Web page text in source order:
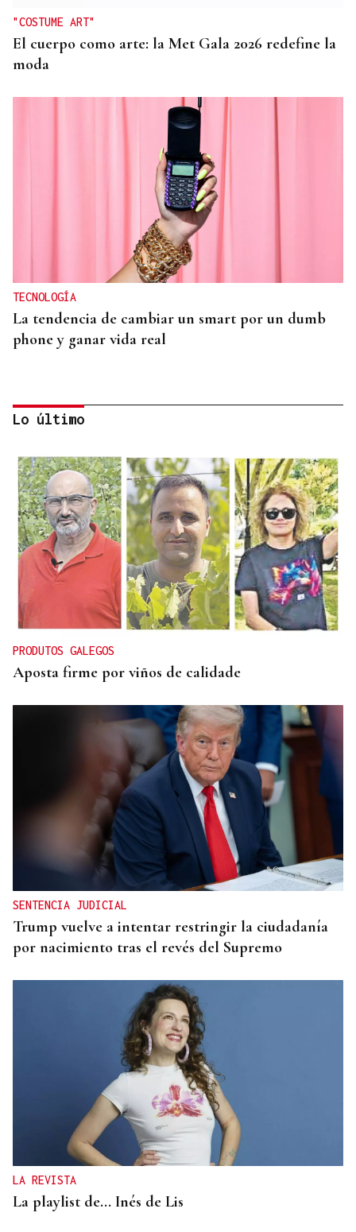
"COSTUME ART"
El cuerpo como arte: la Met Gala 2026 redefine la
moda
TECNOLOGÍA
La tendencia de cambiar un smart por un dumb
phone y ganar vida real
MODA
Black Friday 2025: el (ya no tan) secreto mejor
guardado del armario de las que más saben
Lo último
PRODUTOS GALEGOS
Aposta firme por viños de calidade
SENTENCIA JUDICIAL
Trump vuelve a intentar restringir la ciudadanía
por nacimiento tras el revés del Supremo
LA REVISTA
La playlist de... Inés de Lis